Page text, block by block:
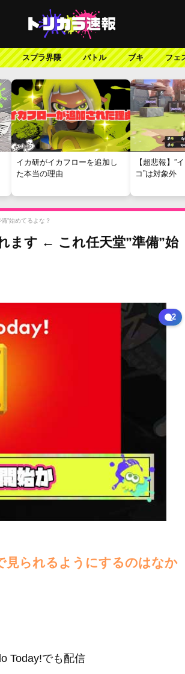
スプラ界隈 バトル ブキ フェ
イカ研がイカフローを追加し
た本当の理由
【超悲報】”
コ”は対象外
”始めてるよな？
ます ← これ任天堂”準備”始
2
られるようにするのはなか
Today!でも配信